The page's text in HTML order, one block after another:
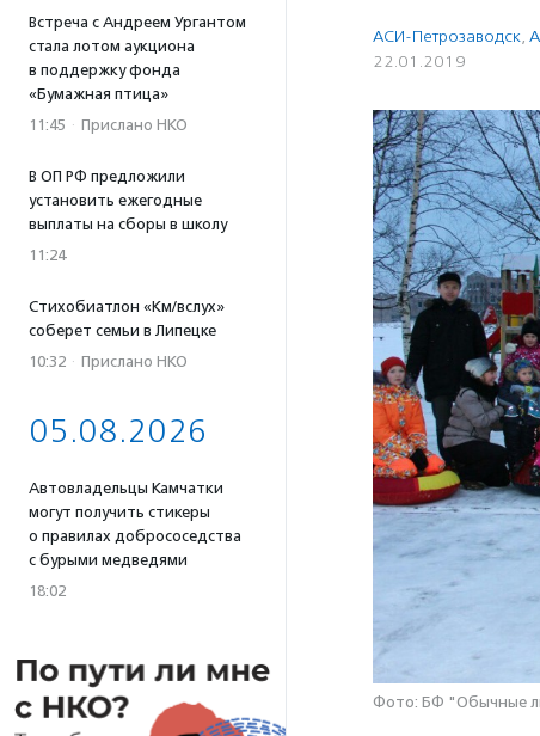
Встреча с Андреем Ургантом
стала лотом аукциона
в поддержку фонда
«Бумажная птица»
11:45 · Прислано НКО
В ОП РФ предложили
установить ежегодные
выплаты на сборы в школу
11:24
Стихобиатлон «Км/вслух»
соберет семьи в Липецке
10:32 · Прислано НКО
05.08.2026
Автовладельцы Камчатки
могут получить стикеры
о правилах добрососедства
с бурыми медведями
18:02
АСИ-Петрозаводск,
22.01.2019
Фото: БФ "Обычные